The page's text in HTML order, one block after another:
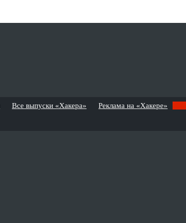
Все выпуски «Хакера» Реклама на «Хакере»